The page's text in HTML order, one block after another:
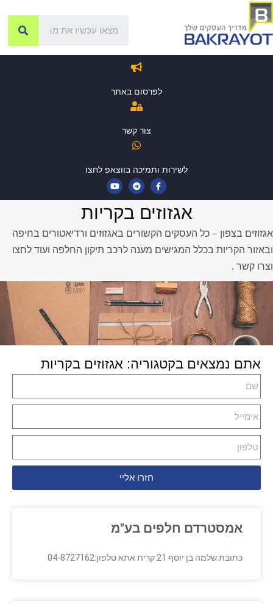
לפרסום באתר
צור קשר
לשירות ותמיכה בווצאפ לחצו
אגזוזים בקריות
אגזוזים בצפון – כל העסקים הקשורים באגזוזים ורדיאטורים בחיפה
ובאזור הקריות בכלל המגישים מענה לרכב תיקון החלפה ועוד לחצו
וצרו קשר .
אתם נמצאים בקטגוריה: אגזוזים בקריות
חזרו אליי
אמסטרדם חלפים בע"מ
כתובת:שלמה בן יוסף 21 קרית אתא טלפון:04-8727162